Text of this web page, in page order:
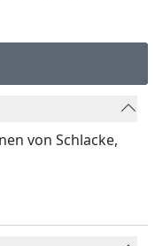
von Schlacke,